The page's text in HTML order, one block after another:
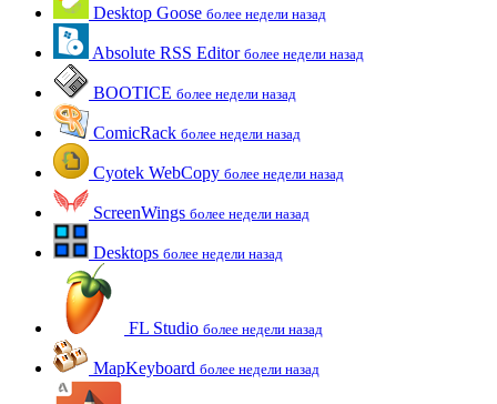
Desktop Goose более недели назад
Absolute RSS Editor более недели назад
BOOTICE более недели назад
ComicRack более недели назад
Cyotek WebCopy более недели назад
ScreenWings более недели назад
Desktops более недели назад
FL Studio более недели назад
MapKeyboard более недели назад